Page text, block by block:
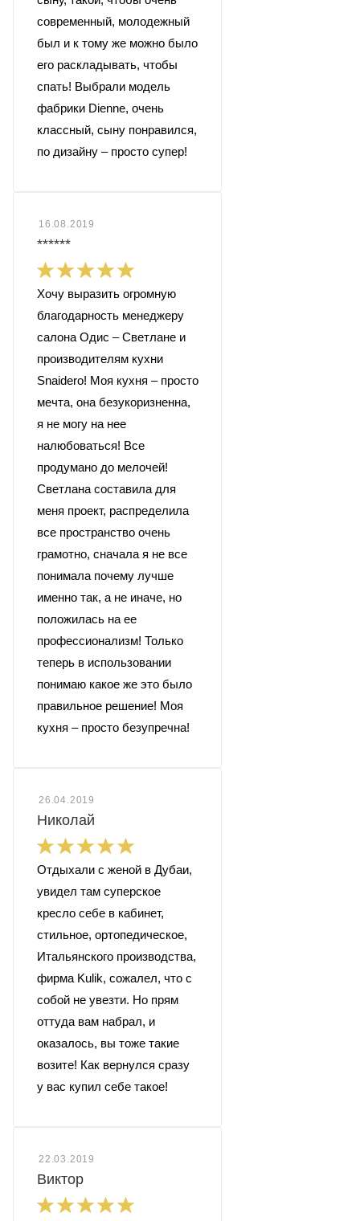
современный, молодежный
был и к тому же можно было
его раскладывать, чтобы
спать! Выбрали модель
фабрики Dienne, очень
классный, сыну понравился,
по дизайну – просто супер!
16.08.2019
******
Хочу выразить огромную
благодарность менеджеру
салона Одис – Светлане и
производителям кухни
Snaidero! Моя кухня – просто
мечта, она безукоризненна,
я не могу на нее
налюбоваться! Все
продумано до мелочей!
Светлана составила для
меня проект, распределила
все пространство очень
грамотно, сначала я не все
понимала почему лучше
именно так, а не иначе, но
положилась на ее
профессионализм! Только
теперь в использовании
понимаю какое же это было
правильное решение! Моя
кухня – просто безупречна!
26.04.2019
Николай
Отдыхали с женой в Дубаи,
увидел там суперское
кресло себе в кабинет,
стильное, ортопедическое,
Итальянского производства,
фирма Kulik, сожалел, что с
собой не увезти. Но прям
оттуда вам набрал, и
оказалось, вы тоже такие
возите! Как вернулся сразу
у вас купил себе такое!
22.03.2019
Виктор